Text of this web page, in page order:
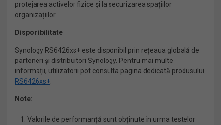
protejarea activelor fizice și la securizarea spațiilor
organizațiilor.
Disponibilitate
Synology RS6426xs+ este disponibil prin rețeaua globală de
parteneri și distribuitori Synology. Pentru mai multe
informații, utilizatorii pot consulta pagina dedicată produsului
RS6426xs+.
Note:
Valorile de performanță sunt obținute în urma testelor